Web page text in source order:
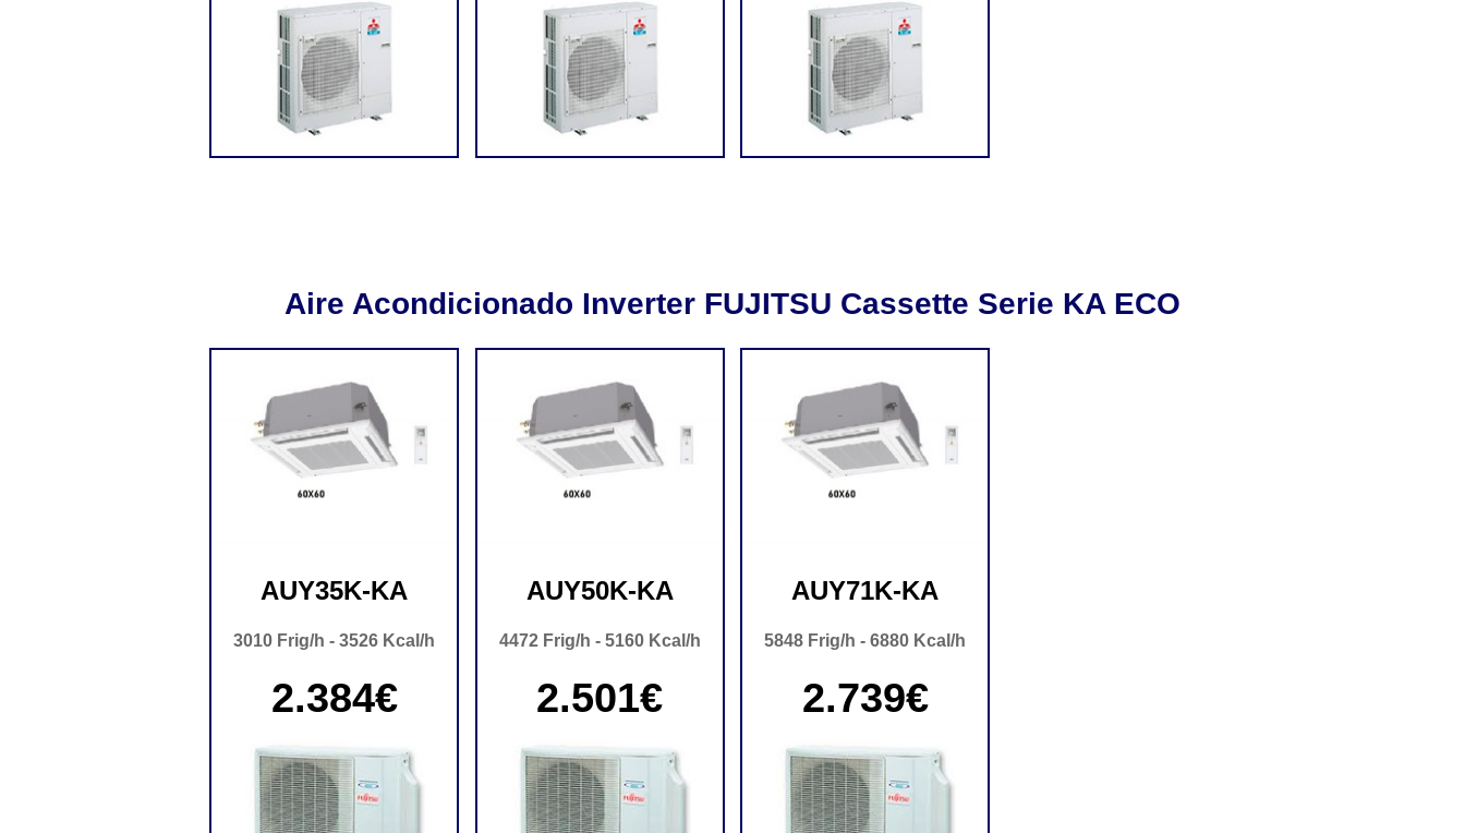
Aire Acondicionado Inverter FUJITSU Cassette Serie KA ECO
AUY35K-KA
3010 Frig/h - 3526 Kcal/h
2.384€
AUY50K-KA
4472 Frig/h - 5160 Kcal/h
2.501€
AUY71K-KA
5848 Frig/h - 6880 Kcal/h
2.739€